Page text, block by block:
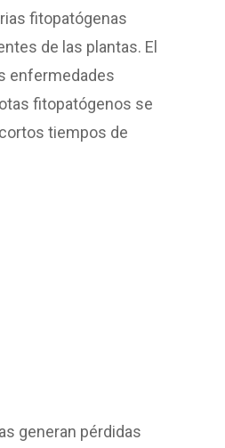
fitopatógenas
de las plantas. El
enfermedades
fitopatógenos se
tiempos de
generan pérdidas